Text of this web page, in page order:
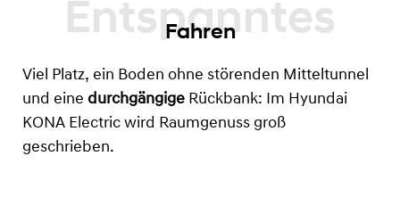
Fahren
Viel Platz, ein Boden ohne störenden Mitteltunnel
und eine durchgängige Rückbank: Im Hyundai
KONA Electric wird Raumgenuss groß
geschrieben.